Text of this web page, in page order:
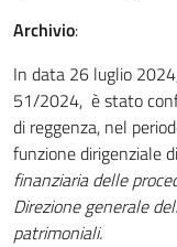
Archivio:
In data 26 luglio
51/2024, è stato
di reggenza, nel
funzione dirigenziale
finanziaria delle
Direzione generale
patrimoniali.